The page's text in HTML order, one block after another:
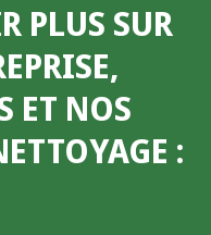
PLUS SUR
ET NOS
: